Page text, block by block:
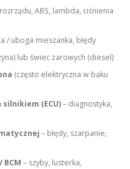
rozrządu, ABS, lambda, ciśnienia
/ uboga mieszanka, błędy
lub świec żarowych (diesel)
(często elektryczna w baku
(ECU)– diagnostyka,
– błędy, szarpanie,
– szyby, lusterka,